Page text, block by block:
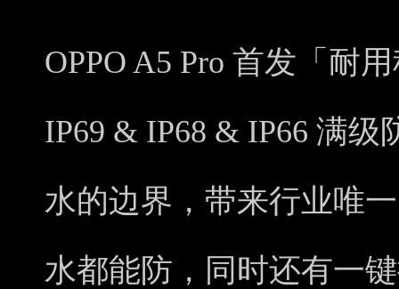
OPPO A5 Pro 首发「耐
IP69 & IP68 & IP66 满
水的边界，带来行业唯
水都能防，同时还有一